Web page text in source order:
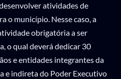
atividades de
o município. Nesse caso, a
obrigatória a ser
o qual deverá dedicar 30
e entidades integrantes da
e indireta do Poder Executivo